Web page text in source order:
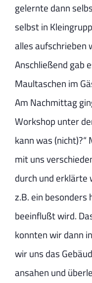
gelernte dann
selbst in
alles aufschrieben
Anschließend gab
Maultaschen im
Am Nachmittag
Workshop unter
kann was (nicht)?“
mit uns
durch und erklärte
z.B. ein
beeinflußt wird.
konnten wir dann
wir uns das
ansahen und